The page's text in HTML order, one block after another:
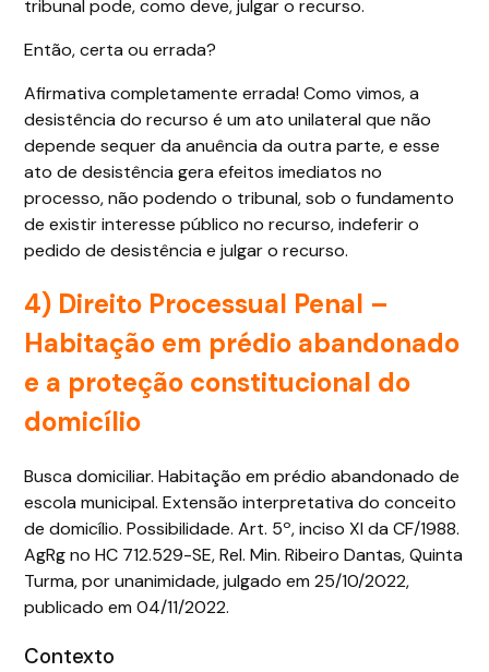
tribunal pode, como deve, julgar o recurso.
Então, certa ou errada?
Afirmativa completamente errada! Como vimos, a
desistência do recurso é um ato unilateral que não
depende sequer da anuência da outra parte, e esse
ato de desistência gera efeitos imediatos no
processo, não podendo o tribunal, sob o fundamento
de existir interesse público no recurso, indeferir o
pedido de desistência e julgar o recurso.
4) Direito Processual Penal –
Habitação em prédio abandonado
e a proteção constitucional do
domicílio
Busca domiciliar. Habitação em prédio abandonado de
escola municipal. Extensão interpretativa do conceito
de domicílio. Possibilidade. Art. 5º, inciso XI da CF/1988.
AgRg no HC 712.529-SE, Rel. Min. Ribeiro Dantas, Quinta
Turma, por unanimidade, julgado em 25/10/2022,
publicado em 04/11/2022.
Contexto